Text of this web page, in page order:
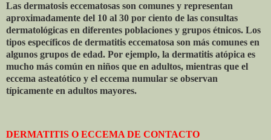
Las dermatosis eccematosas son comunes y representan
aproximadamente del 10 al 30 por ciento de las consultas
dermatológicas en diferentes poblaciones y grupos étnicos. Los
tipos específicos de dermatitis eccematosa son más comunes en
algunos grupos de edad. Por ejemplo, la dermatitis atópica es
mucho más común en niños que en adultos, mientras que el
eccema asteatótico y el eccema numular se observan
típicamente en adultos mayores.
DERMATITIS O ECCEMA DE CONTACTO